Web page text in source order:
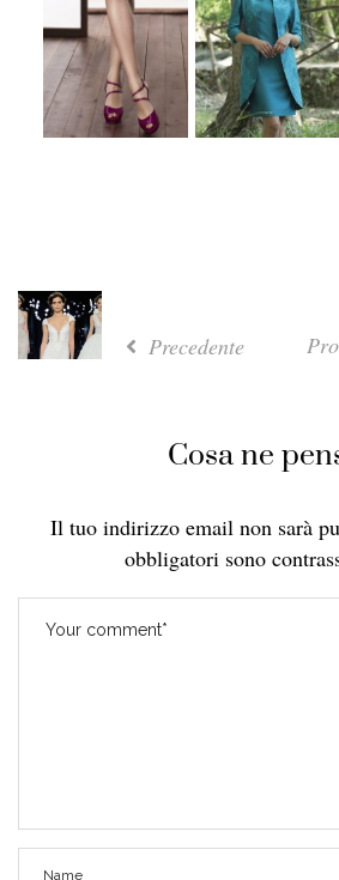
Precedente
Cosa ne
Il tuo indirizzo email non sarà
obbligatori sono